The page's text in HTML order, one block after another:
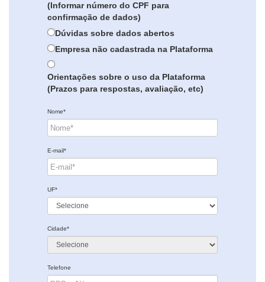
(Informar número do CPF para
confirmação de dados)
Dúvidas sobre dados abertos
Empresa não cadastrada na Plataforma
Orientações sobre o uso da Plataforma
(Prazos para respostas, avaliação, etc)
Nome*
E-mail*
UF*
Cidade*
Telefone